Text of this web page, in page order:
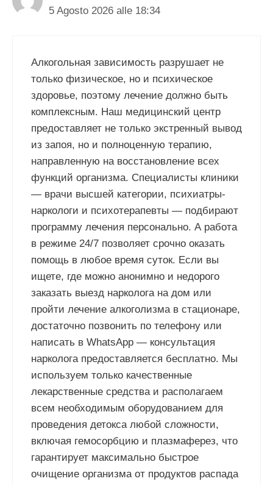
5 Agosto 2026 alle 18:34
Алкогольная зависимость разрушает не
только физическое, но и психическое
здоровье, поэтому лечение должно быть
комплексным. Наш медицинский центр
предоставляет не только экстренный вывод
из запоя, но и полноценную терапию,
направленную на восстановление всех
функций организма. Специалисты клиники
— врачи высшей категории, психиатры-
наркологи и психотерапевты — подбирают
программу лечения персонально. А работа
в режиме 24/7 позволяет срочно оказать
помощь в любое время суток. Если вы
ищете, где можно анонимно и недорого
заказать выезд нарколога на дом или
пройти лечение алкоголизма в стационаре,
достаточно позвонить по телефону или
написать в WhatsApp — консультация
нарколога предоставляется бесплатно. Мы
используем только качественные
лекарственные средства и располагаем
всем необходимым оборудованием для
проведения детокса любой сложности,
включая гемосорбцию и плазмаферез, что
гарантирует максимально быстрое
очищение организма от продуктов распада